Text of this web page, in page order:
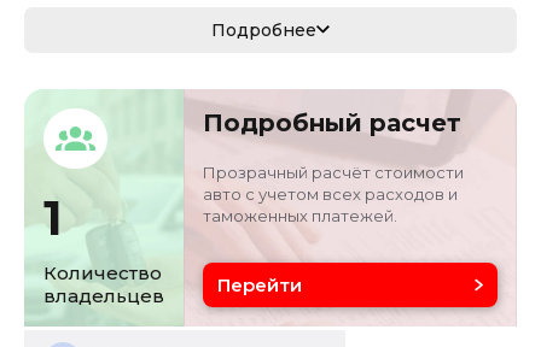
180 кВ
Кузов
седан
LFV3A24KXS315884
Объём двигателя
2 л
Цвет
Состояние
б/у
Подробнее
1
Количество
владельцев
Подробный расчет
Прозрачный расчёт стоимости
авто с учетом всех расходов и
таможенных платежей.
Перейти